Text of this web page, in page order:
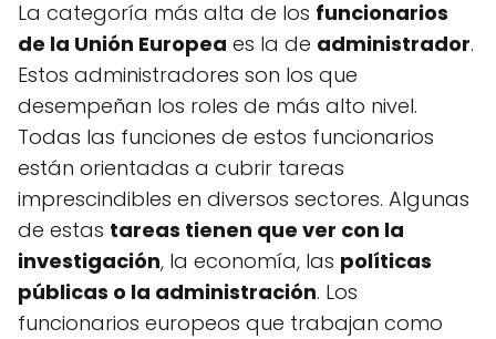
La categoría más alta de los funcionarios
de la Unión Europea es la de administrador.
Estos administradores son los que
desempeñan los roles de más alto nivel.
Todas las funciones de estos funcionarios
están orientadas a cubrir tareas
imprescindibles en diversos sectores. Algunas
de estas tareas tienen que ver con la
investigación, la economía, las políticas
públicas o la administración. Los
funcionarios europeos que trabajan como